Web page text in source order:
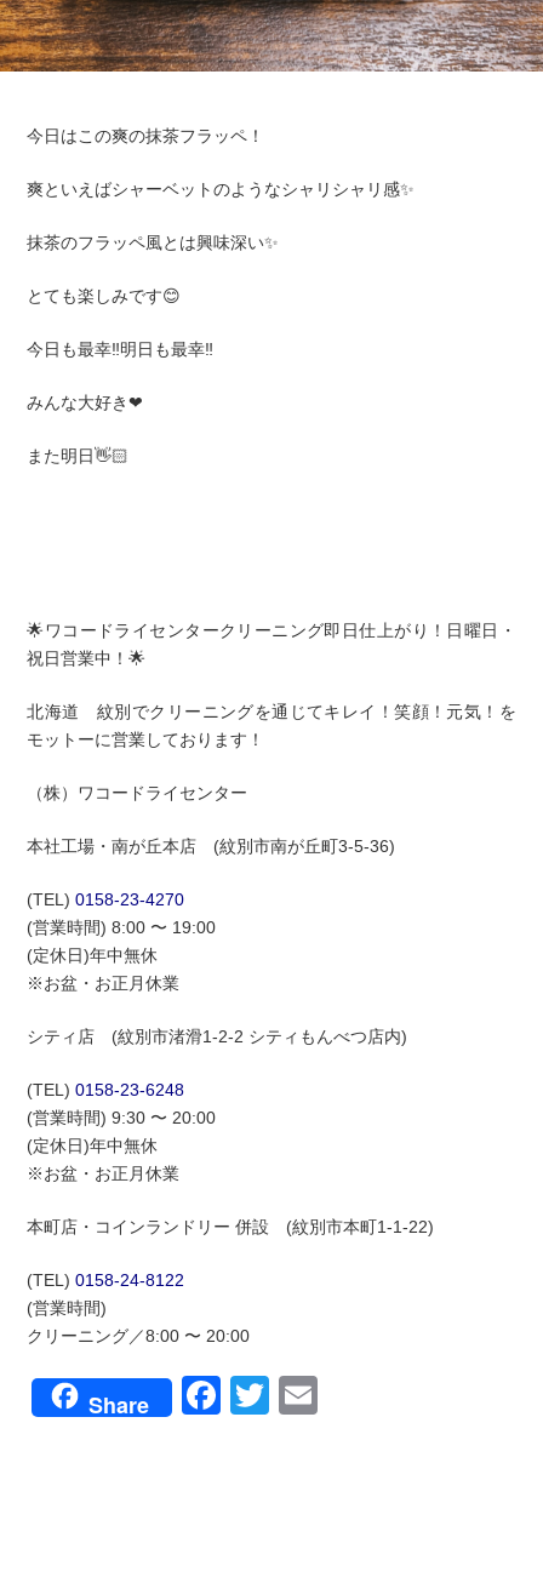
今日はこの爽の抹茶フラッペ！
爽といえばシャーベットのようなシャリシャリ感✨
抹茶のフラッペ風とは興味深い✨
とても楽しみです😊
今日も最幸‼️明日も最幸‼️
みんな大好き❤
また明日👋🏻
🌟ワコードライセンタークリーニング即日仕上がり！日曜日・
祝日営業中！🌟
北海道 紋別でクリーニングを通じてキレイ！笑顔！元気！を
モットーに営業しております！
（株）ワコードライセンター
本社工場・南が丘本店 (紋別市南が丘町3-5-36)
(TEL)0158-23-4270
(営業時間) 8:00 〜 19:00
(定休日)年中無休
※お盆・お正月休業
シティ店 (紋別市渚滑1-2-2 シティもんべつ店内)
(TEL)0158-23-6248
(営業時間) 9:30 〜 20:00
(定休日)年中無休
※お盆・お正月休業
本町店・コインランドリー 併設 (紋別市本町1-1-22)
(TEL)0158-24-8122
(営業時間)
クリーニング／8:00 〜 20:00
Share Facebook
Twitter